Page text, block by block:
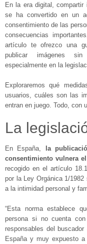
En la era digital, compartir
se ha convertido en un
consentimiento de las
consecuencias
artículo te ofrezco una
publicar imágenes sin
especialmente en la
Exploraremos qué
usuarios, cuáles son las
entran en juego. Todo, con
La
En España, la
consentimiento vulnera
recogido en el artículo
por la Ley Orgánica 1/
a la intimidad personal y
“Esta norma establece
persona si no cuenta
responsables del buscador
España y muy expuesto